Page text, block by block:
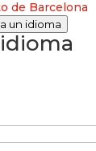
un idioma